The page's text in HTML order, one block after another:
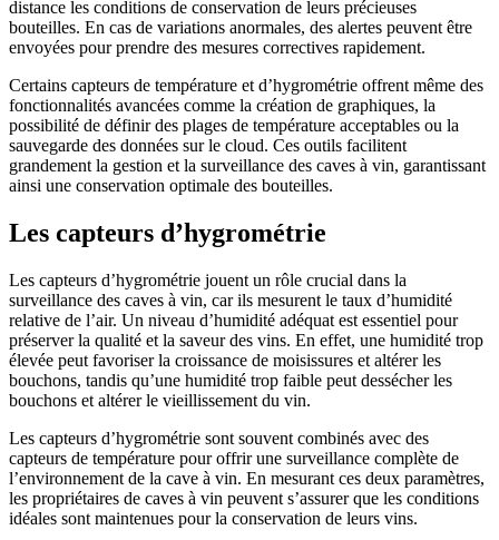
distance les conditions de conservation de leurs précieuses
bouteilles. En cas de variations anormales, des alertes peuvent être
envoyées pour prendre des mesures correctives rapidement.
Certains capteurs de température et d’hygrométrie offrent même des
fonctionnalités avancées comme la création de graphiques, la
possibilité de définir des plages de température acceptables ou la
sauvegarde des données sur le cloud. Ces outils facilitent
grandement la gestion et la surveillance des caves à vin, garantissant
ainsi une conservation optimale des bouteilles.
Les capteurs d’hygrométrie
Les capteurs d’hygrométrie jouent un rôle crucial dans la
surveillance des caves à vin, car ils mesurent le taux d’humidité
relative de l’air. Un niveau d’humidité adéquat est essentiel pour
préserver la qualité et la saveur des vins. En effet, une humidité trop
élevée peut favoriser la croissance de moisissures et altérer les
bouchons, tandis qu’une humidité trop faible peut dessécher les
bouchons et altérer le vieillissement du vin.
Les capteurs d’hygrométrie sont souvent combinés avec des
capteurs de température pour offrir une surveillance complète de
l’environnement de la cave à vin. En mesurant ces deux paramètres,
les propriétaires de caves à vin peuvent s’assurer que les conditions
idéales sont maintenues pour la conservation de leurs vins.